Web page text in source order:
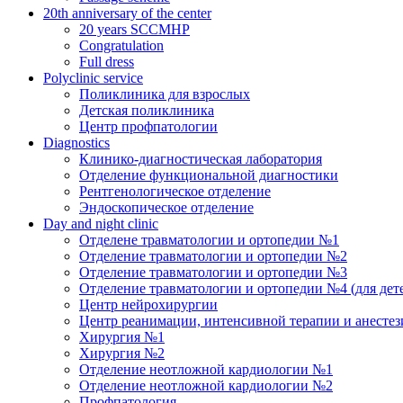
20th anniversary of the center
20 years SCCMHP
Congratulation
Full dress
Polyclinic service
Поликлиника для взрослых
Детская поликлиника
Центр профпатологии
Diagnostics
Клинико-диагностическая лаборатория
Отделение функциональной диагностики
Рентгенологическое отделение
Эндоскопическое отделение
Day and night clinic
Отделене травматологии и ортопедии №1
Отделение травматологии и ортопедии №2
Отделение травматологии и ортопедии №3
Отделение травматологии и ортопедии №4 (для
Центр нейрохирургии
Центр реанимации, интенсивной терапии и
Хирургия №1
Хирургия №2
Отделение неотложной кардиологии №1
Отделение неотложной кардиологии №2